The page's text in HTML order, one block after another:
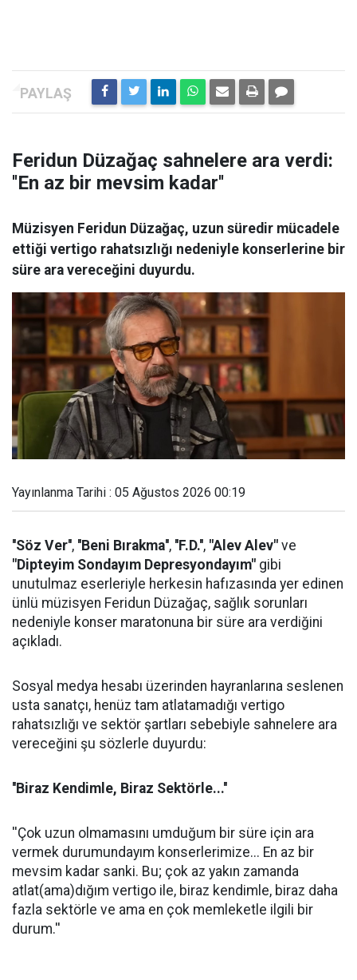
Feridun Düzağaç sahnelere ara verdi:
''En az bir mevsim kadar''
Müzisyen Feridun Düzağaç, uzun süredir mücadele
ettiği vertigo rahatsızlığı nedeniyle konserlerine bir
süre ara vereceğini duyurdu.
Yayınlanma Tarihi : 05 Ağustos 2026 00:19
''Söz Ver'', ''Beni Bırakma'', ''F.D.'', "Alev Alev" ve
"Dipteyim Sondayım Depresyondayım" gibi
unutulmaz eserleriyle herkesin hafızasında yer edinen
ünlü müzisyen Feridun Düzağaç, sağlık sorunları
nedeniyle konser maratonuna bir süre ara verdiğini
açıkladı.
Sosyal medya hesabı üzerinden hayranlarına seslenen
usta sanatçı, henüz tam atlatamadığı vertigo
rahatsızlığı ve sektör şartları sebebiyle sahnelere ara
vereceğini şu sözlerle duyurdu:
''Biraz Kendimle, Biraz Sektörle...''
''Çok uzun olmamasını umduğum bir süre için ara
vermek durumundayım konserlerimize... En az bir
mevsim kadar sanki. Bu; çok az yakın zamanda
atlat(ama)dığım vertigo ile, biraz kendimle, biraz daha
fazla sektörle ve ama en çok memleketle ilgili bir
durum.''